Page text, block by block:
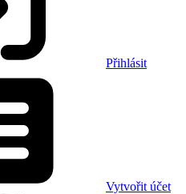
Přihlásit
Vytvořit účet